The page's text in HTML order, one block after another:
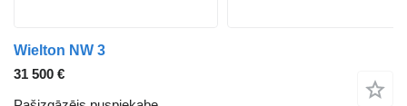
Wielton NW 3
31 500 €